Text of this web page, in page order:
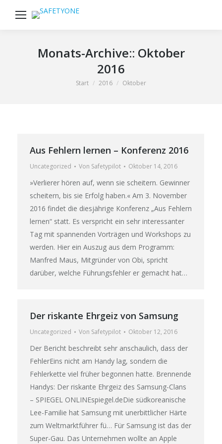
Monats-Archive:: Oktober
2016
Sie befinden sich hier:
Start 2016 Oktober
Aus Fehlern lernen – Konferenz 2016
Uncategorized Von Safetypilot Oktober 14, 2016
»Verlierer hören auf, wenn sie scheitern. Gewinner
scheitern, bis sie Erfolg haben.« Am 3. November
2016 findet die diesjährige Konferenz „Aus Fehlern
lernen“ statt. Es verspricht ein sehr interessanter
Tag mit spannenden Vorträgen und Workshops zu
werden. Hier ein Auszug aus dem Programm:
Manfred Maus, Mitgründer von Obi, spricht
darüber, welche Führungsfehler er gemacht hat…
Der riskante Ehrgeiz von Samsung
Uncategorized Von Safetypilot Oktober 12, 2016
Der Bericht beschreibt sehr anschaulich, dass der
FehlerEins nicht am Handy lag, sondern die
Fehlerkette viel früher begonnen hatte. Brennende
Handys: Der riskante Ehrgeiz des Samsung-Clans
– SPIEGEL ONLINEspiegel.deDie südkoreanische
Lee-Familie hat Samsung mit unerbittlicher Härte
zum Weltmarktführer fü… Für Samsung ist das der
Super-Gau. Das Unternehmen wollte an Apple